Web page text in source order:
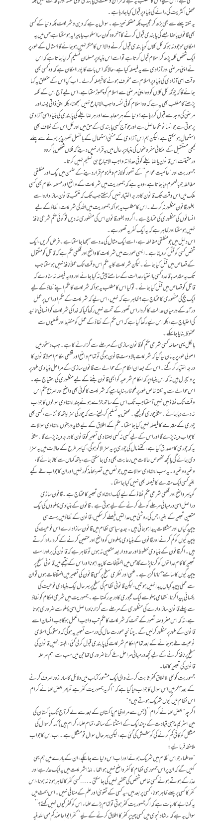
محض اکثریت کی رائے کی بنیاد پر قبول کیا جا رہا ہے۔
یہ نکتہ پہلے سے بھی بڑھ کر عجیب بلکہ مضحکہ خیز ہے۔ سوال یہ ہے کہ دین وشریعت بلکہ دنیا کے کسی
بھی قانون یا ضابطے کی پابندی قبول کرنے کا آخر وہ کون سا اسلوب یا پیرایہ ہو سکتا ہے جس میں یہ
امکان موجود نہ ہو کہ کل کلاں کو پابندی قبول کرنے والا اس کا منکر نہیں ہو جائے گا؟ مثال کے طور پر
ایک شخص کلمہ پڑھ کر اسلام قبول کرتا ہے تو اسے اس بنیاد پر مسلمان تسلیم کر لیا جاتا ہے کہ اس
نے اپنی مرضی اور آزادی سے یہ فیصلہ کیا ہے، حالانکہ اس بات کا پورا امکان ہے کہ وہ کسی بھی
وقت اسی آزادی کی بنیاد پر اسلام سے منحرف ہونے کا فیصلہ کر لے۔ اب کیا اس کے متعلق یہ کہا
جائے گا کہ چونکہ کل کلاں کو وہ اپنی مرضی سے اسلام کو چھوڑ سکتا ہے، اس لیے آج اس کے کلمہ
پڑھنے کا مطلب بھی یہ ہے کہ وہ اسلام کو فی نفسہ واجب الاتباع نہیں سمجھتا، بلکہ اپنی ذاتی پسند اور
مرضی کی وجہ سے قبول کر رہا ہے؟ دنیا کے ہر معاہدے اور ہر ضابطے کی پابندی کی بنیاد اسی آزادی
پر ہوتی ہے جو انسانوںکو حاصل ہے اور جو آج کسی پابندی کے حق میں اور کل اس کے خلاف بھی
استعمال ہو سکتی ہے، لیکن ہم اس آزادی کے منفی استعمال کے بالفعل ظہور پذیر ہونے سے پہلے
کبھی مستقبل کے امکانی مفروضوں کی بنیاد پر حال میں یہ قرار نہیں دیتے کہ فلاں شخص یا گروہ
درحقیقت اس قانون یا ضابطے کو فی حد ذاتہ واجب الاتباع ہی تسلیم نہیں کرتا۔
جمہوریت اور ”حاکمیت عوام’’ کے تصور کو لازم وملزوم قرار دینے کے ضمن میں ایک اور منطقی
مغالطہ جو بالعموم دیا جاتا ہے، وہ یہ ہے کہ جمہوریت میں شریعت کے واضح اور مسلمہ احکام بھی کسی
ملک میں اس وقت تک قانون کا درجہ اختیار نہیں کر سکتے جب تک کہ منتخب قانون ساز ادارہ اسے
بطور قانون منظور نہ کر لے۔ اس کا مطلب یہ ہوا کہ جمہوریت میں اللہ کی شریعت، نفاذ کے لیے
انسانوں کی منظوری کی محتاج ہے۔ اگر وہ بطور قانون اس کی منظوری نہ دیں تو کوئی حکم شرعی نافذ
نہیں ہو سکتا اور ظاہر ہے کہ یہ ایک کفریہ تصور ہے۔
اس دلیل میں جو منطقی مغالطہ ہے، اسے ایک مثال کی مدد سے سمجھا جا سکتا ہے۔ فرض کریں، ایک
شخص کسی کو قتل کر دیتا ہے۔ ایسی صورت میں شریعت کا واضح اور قطعی حکم ہے کہ قاتل کو مقتول
کے قصاص میں قتل کیا جائے۔ لیکن شریعت کا یہ حکم اس وقت تک عملاً نافذ نہیں ہو سکتا جب
تک یہ مقدمہ باقاعدہ کسی با اختیار عدالت کے سامنے پیش نہ کیا جائے اور وہ یہ فیصلہ نہ سنا دے کہ
قاتل کو قصاص میں قتل کیا جائے۔ تو کیا اس کا مطلب یہ ہوا کہ شریعت کا حکم اپنے نفاذ کے لیے
ایک جج کی منظوری کا محتاج ہے؟ ظاہر ہے کہ نہیں، اس لیے کہ شریعت کے حکم اور اس پر عمل
درآمد کے درمیان عدالت کا کردار اس تصور کے تحت نہیں رکھا گیا کہ خدا کی شریعت کو انسانی تائید
کی احتیاج ہے، بلکہ اس لیے رکھا گیا ہے کہ اس حکم کے نفاذ کے عمل کو منضبط اور غلطیوں سے
محفوظ بنایا جا سکے۔
بالکل یہی معاملہ کسی شرعی حکم کو قانون سازی کے مرحلے سے گزارنے کا ہے۔ جب دستور میں
اصولی طور پر یہ مان لیا گیا کہ شریعت بالادست قانون ہوگی تو تمام واضح اور قطعی احکام اصولاً قانون کا
درجہ اختیار کر گئے۔ اس کے بعد ان احکام کے حوالے سے قانون سازی کے مراحل بنیادی طور پر
پروسیجرل ہیں نہ کہ اس بنیاد پر کہ احکام شرعیہ کو ابھی قانون بننے کے لیے منظوری کی احتیاج ہے۔
اس حوالے سے یہ نکتہ خاص طور پر ملحوظ رہنا چاہیے کہ شریعت کا کوئی بھی واضح اور صریح حکم اس
وقت تک نفاذ میں نہیں آ سکتا جب تک اس کے ساتھ جڑے ہوئے چند اجتہادی سوالوں کا جواب
نہ دے دیا جائے۔ مثلاً چوری کو لیجیے۔ محض یہ تسلیم کر لینے سے کہ چور کی سزا ہاتھ کاٹنا ہے، کسی بھی
چوری کے مقدمے کا فیصلہ نہیں کیا جا سکتا۔ حکم کے اطلاق کے لیے شاید درجنوں اجتہادی سوالات
کا جواب دینا پڑے گا اور اس کے لیے کسی نہ کسی اجتہادی تعبیر کو قانون کا درجہ دینا پڑے گا۔ مثلاً
یہ کہ چوری کا مصداق کیا ہے، کتنے مال کی چوری پر یہ سزا لاگو ہوگی، کیا ہر طرح کے حالات میں یہ سزا
دی جائے گی یا کچھ مخصوص حالات میں رعایت بھی دی جا سکتی ہے، ہاتھ کہاں سے کاٹا جائے گا،
وغیرہ وغیرہ۔ یہ سب اجتہادی سوالات ہیں جو نص میں تصریحاً مذکور نہیں اور ان کا جواب طے کیے
بغیر کسی ایک مقدمے کا فیصلہ بھی نہیں کیا جا سکتا۔
گویا ہر واضح اور قطعی شرعی حکم نفاذ کے لیے ایک اجتہادی تعبیر کا محتاج ہے۔ قانون سازی
دراصل اسی درمیانی مرحلے کو طے کرنے کے لیے ہوتی ہے۔ قانون کے بنیادی پہلووں کی ایک
متعین تعبیر کے بغیر، جس کی روشنی میں عدالتیں فیصلے کر سکیں، قانون کے نفاذ میں بہت سی
پیچیدگیاں اور مشکلات پیدا ہو جاتی ہیں۔ جدید سیاسی نظام میں قانون ساز ادارے اس نوعیت کی
پیچیدگیوں کو کم کرنے اور قانون کے بنیادی پہلووں کو واضح اور متعین کرنے کے کردار ادا کرتے
ہیں۔ اگر قانون کے بنیادی خطوط اور حدود اربعہ متعین نہ ہوں تو ظاہر ہے کہ قانون کی براہ راست
تعبیر کا کام عدالتوں کو کرنا پڑے گا جس میں اختلافات کا پیداہونا اور اس کے نتیجے میں قانونی سطح پر
پیچیدگیوں کا سامنے آنا ناگزیر ہے۔ علمی اور نظری سطح پر کسی قانون کی تعبیر میں اختلافات ہوں تو ان
سے عملی پیچیدگیاں پیدا نہیں ہوتیں، لیکن قانونی نظام کی سطح پر بہرحال ایک بنیادی نوعیت کی
یکسانی پیدا کرنا انتظامی پہلو سے ایک مجبوری کا درجہ رکھتا ہے۔ جمہوریت میں شرعی احکام کو نفاذ
سے پہلے قانون ساز ادارے کی منظوری کے مرحلے سے گزارنا دراصل اسی پہلو سے ضروری ہوتا
ہے، نہ کہ اس مفروضہ تصور کے تحت کہ شریعت کا حکم تب واجب العمل ہوگا جب انسان اسے
قانون کے طور پر منظور کر لیں گے۔ چنانچہ صورت حال کی درست تعبیر یہ ہوگی کہ دستور کی اسلامی
نوعیت طے ہو جانے کے بعد تمام احکام شریعت کی پابندی قبول کر لی گئی، البتہ انھیں قانون کی
سطح پر نافذ کرنے کے لیے کچھ درمیانی مراحل طے کرنا ضروری تھا جن میں سب سے اہم مرحلہ
قانون کی تعبیر کا تھا۔
جمہوریت کو علی الاطلاق کفر ثابت کرنے والی ایک مشہور کتاب میں دلائل کا سارا زور صرف کرنے
کے بعد آخر میں اس سوال کا جواب دیا گیا ہے کہ ”اگر یہ جمہوریت کفر ہے تو پھر بعض علمائے کرام
اس نظام میں کیوں شریک ہوتے ہیں؟“
اگرچہ ”بعض علمائے کرام’’ (جس سے مراد قیام پاکستان کے بعد سے لے کر آج تک پاکستان کی
مین اسٹریم مذہبی قیادت کے، چند ایک کے استثنا کے ساتھ، تمام علماءکرام ہیں) کہہ کر سوال کی
مشکل کو کافی کم کرنے کی کوشش کی گئی ہے، لیکن بہرحال سوال تو مشکل ہے۔ اب اس کا جواب
ملاحظہ فرمائیے:
”وہ علماءجو اس نظام میں شریک ہوئے اور اب اس دنیا سے جا چکے، ان کے بارے میں ہم یہی
کہیں گے کہ ان پر اس جمہوری نظام کا کفر واضح نہیں ہوا تھا۔ لہٰذا شریعت میں یہ ایک عذر ہے اور
عذر کے ہوتے ہوئے کسی خاص شخص کی تکفیر نہیں کی جا سکتی۔ …. کسی کفر کا ظاہر ہونا نہ ہونا، اس
کفر کا کسی پر پہلے ظاہر ہونا، کسی پر بعد میں، یہ کسی کے تقویٰ اور علم کے منافی نہیں۔ اس بحث میں
یہ کہنا بے کار بات ہے کہ اگر جمہوریت کفر ہوتی تو تمام بڑے علماءاس کو کفر کیوں نہیں کہتے؟’’
سوال یہ ہے کہ ارشاد نبوی میں کسی چیز پر کفر کا اطلاق کرنے کے لیے ’’کفرا بواحا عندکم من اللہ فیہ